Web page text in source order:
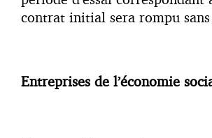
contrat initial sera rompu
Entreprises de l’économie